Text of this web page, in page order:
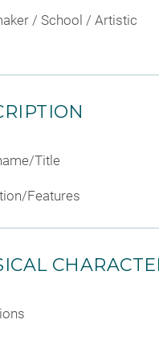
/ School / Artistic
Title
Features